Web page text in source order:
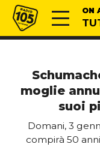
Vai al contenuto
Radio 105 ON
moglie
suoi
Domani, 3
compirà 50